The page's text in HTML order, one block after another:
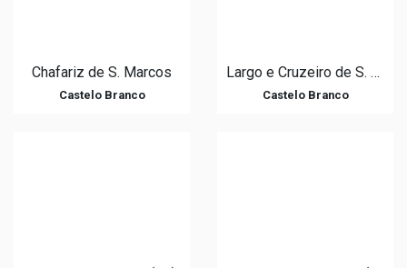
Chafariz de S. Marcos
Castelo Branco
Largo e Cruzeiro de S. João
Castelo Branco